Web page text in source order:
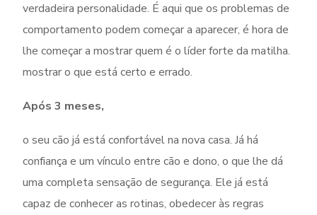
verdadeira personalidade. É aqui que os problemas de
comportamento podem começar a aparecer, é hora de
lhe começar a mostrar quem é o líder forte da matilha.
mostrar o que está certo e errado.
Após 3 meses,
o seu cão já está confortável na nova casa. Já há
confiança e um vínculo entre cão e dono, o que lhe dá
uma completa sensação de segurança. Ele já está
capaz de conhecer as rotinas, obedecer às regras